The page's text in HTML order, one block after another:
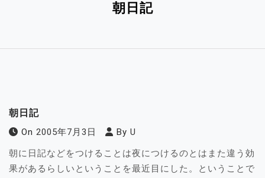
朝日記
朝日記
On 2005年7月3日 By U
朝に日記などをつけることは夜につけるのとはまた違う効
果があるらしいということを最近目にした。ということで